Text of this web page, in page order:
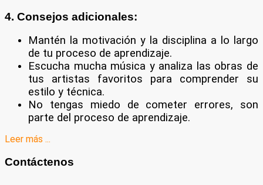
4. Consejos adicionales:
Mantén la motivación y la disciplina a lo largo
de tu proceso de aprendizaje.
Escucha mucha música y analiza las obras de
tus artistas favoritos para comprender su
estilo y técnica.
No tengas miedo de cometer errores, son
parte del proceso de aprendizaje.
Leer más ...
Contáctenos